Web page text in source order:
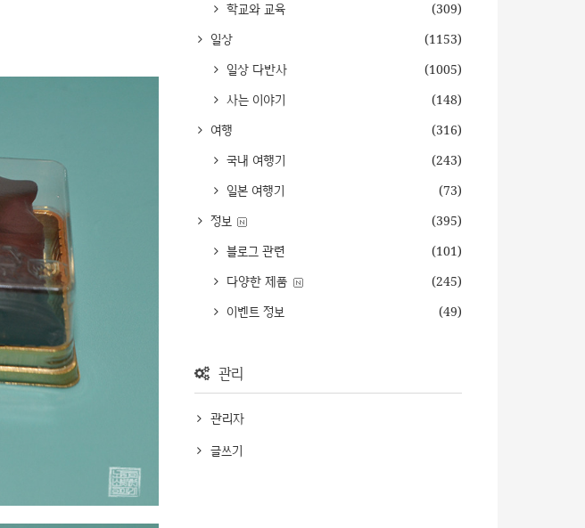
학교와 교육
(309)
일상
(1153)
일상 다반사
(1005)
사는 이야기
(148)
여행
(316)
국내 여행기
(243)
일본 여행기
(73)
정보
(395)
블로그 관련
(101)
다양한 제품
(245)
이벤트 정보
(49)
관리
관리자
글쓰기